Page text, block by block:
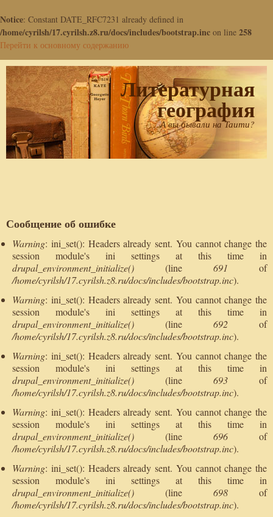
Notice: Constant DATE_RFC7231 already defined in
/home/cyrilsh/17.cyrilsh.z8.ru/docs/includes/bootstrap.inc on line 258
Перейти к основному содержанию
Литературная
география
А вы бывали на Таити?
Сообщение об ошибке
Warning: ini_set(): Headers already sent. You cannot change the
session module's ini settings at this time in
drupal_environment_initialize() (line 691 of
/home/cyrilsh/17.cyrilsh.z8.ru/docs/includes/bootstrap.inc).
Warning: ini_set(): Headers already sent. You cannot change the
session module's ini settings at this time in
drupal_environment_initialize() (line 692 of
/home/cyrilsh/17.cyrilsh.z8.ru/docs/includes/bootstrap.inc).
Warning: ini_set(): Headers already sent. You cannot change the
session module's ini settings at this time in
drupal_environment_initialize() (line 693 of
/home/cyrilsh/17.cyrilsh.z8.ru/docs/includes/bootstrap.inc).
Warning: ini_set(): Headers already sent. You cannot change the
session module's ini settings at this time in
drupal_environment_initialize() (line 696 of
/home/cyrilsh/17.cyrilsh.z8.ru/docs/includes/bootstrap.inc).
Warning: ini_set(): Headers already sent. You cannot change the
session module's ini settings at this time in
drupal_environment_initialize() (line 698 of
/home/cyrilsh/17.cyrilsh.z8.ru/docs/includes/bootstrap.inc).